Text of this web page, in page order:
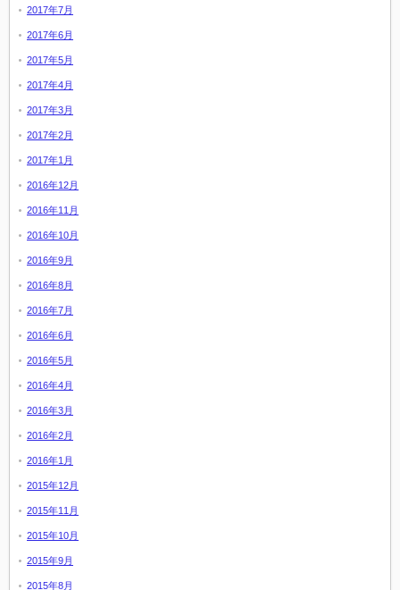
2017年7月
2017年6月
2017年5月
2017年4月
2017年3月
2017年2月
2017年1月
2016年12月
2016年11月
2016年10月
2016年9月
2016年8月
2016年7月
2016年6月
2016年5月
2016年4月
2016年3月
2016年2月
2016年1月
2015年12月
2015年11月
2015年10月
2015年9月
2015年8月